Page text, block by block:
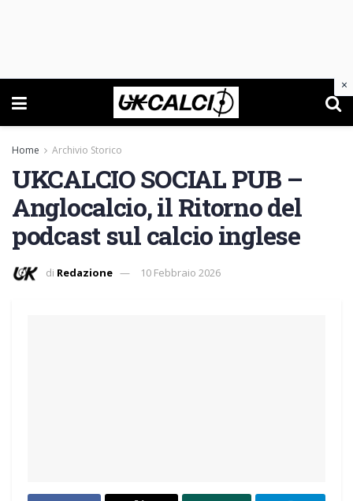
Home Archivio Storico
UKCALCIO SOCIAL PUB –
Anglocalcio, il Ritorno del
podcast sul calcio inglese
di Redazione 10 Febbraio 2026
×